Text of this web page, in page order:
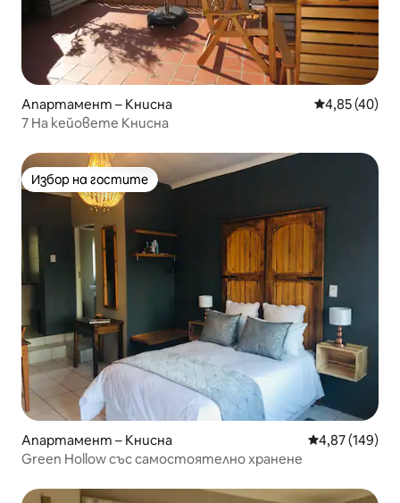
Апартамент – Книсна Средна
4,85 (40)
7 На кейовете Книсна
Избор на гостите
Избор на гостите
Апартамент – Книсна Средна
4,87 (149)
Green Hollow със самостоятелно хранене